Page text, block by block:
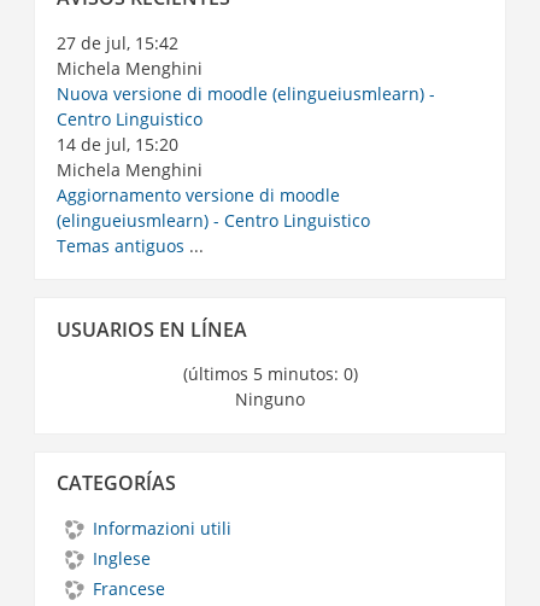
27 de jul, 15:42
Michela Menghini
Nuova versione di moodle (elingueiusmlearn) -
Centro Linguistico
14 de jul, 15:20
Michela Menghini
Aggiornamento versione di moodle
(elingueiusmlearn) - Centro Linguistico
Temas antiguos ...
Usuarios
USUARIOS EN LÍNEA
(últimos 5 minutos: 0)
Ninguno
Categorías
CATEGORÍAS
Informazioni utili
Inglese
Francese